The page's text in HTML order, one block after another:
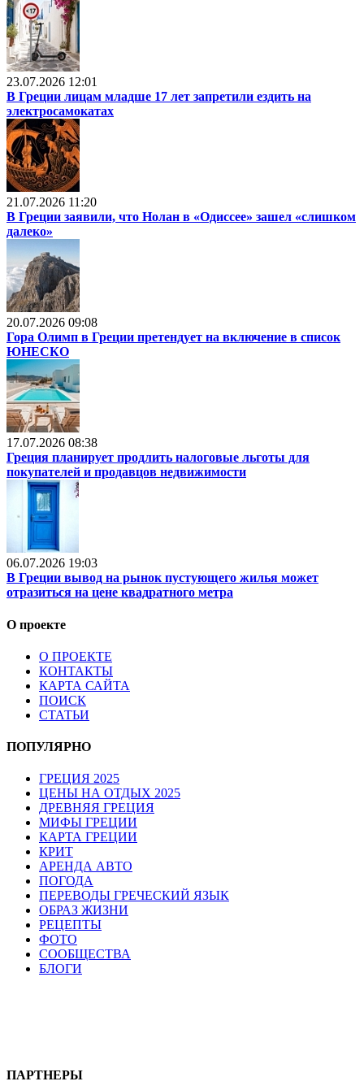
23.07.2026 12:01
В Греции лицам младше 17 лет запретили ездить на
электросамокатах
21.07.2026 11:20
В Греции заявили, что Нолан в «Одиссее» зашел «слишком
далеко»
20.07.2026 09:08
Гора Олимп в Греции претендует на включение в список
ЮНЕСКО
17.07.2026 08:38
Греция планирует продлить налоговые льготы для
покупателей и продавцов недвижимости
06.07.2026 19:03
В Греции вывод на рынок пустующего жилья может
отразиться на цене квадратного метра
О проекте
О ПРОЕКТЕ
КОНТАКТЫ
КАРТА САЙТА
ПОИСК
СТАТЬИ
ПОПУЛЯРНО
ГРЕЦИЯ 2025
ЦЕНЫ НА ОТДЫХ 2025
ДРЕВНЯЯ ГРЕЦИЯ
МИФЫ ГРЕЦИИ
КАРТА ГРЕЦИИ
КРИТ
АРЕНДА АВТО
ПОГОДА
ПЕРЕВОДЫ ГРЕЧЕСКИЙ ЯЗЫК
ОБРАЗ ЖИЗНИ
РЕЦЕПТЫ
ФОТО
СООБЩЕСТВА
БЛОГИ
ПАРТНЕРЫ